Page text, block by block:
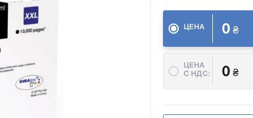
ЦЕНА 0 ₴
ЦЕНА
C НДС:
0 ₴